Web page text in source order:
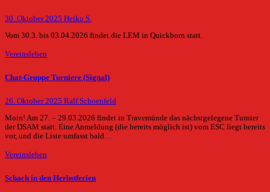
30. Oktober 2025 Heiko S.
Vom 30.3. bis 03.04.2026 findet die LEM in Quickborn statt.
Vereinsleben
Chat-Gruppe Turniere (Signal)
26. Oktober 2025 Ralf Schoenfeld
Moin! Am 27. – 29.03.2026 findet in Travemünde das nächstgelegene Turnier
der DSAM statt. Eine Anmeldung (die bereits möglich ist) vom ESC liegt bereits
vor, und die Liste umfasst bald…
Vereinsleben
Schach in den Herbstferien